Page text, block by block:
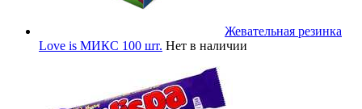
Жевательная резинка
Love is МИКС 100 шт. Нет в наличии